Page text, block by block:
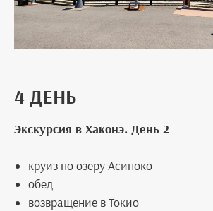
4 ДЕНЬ
Экскурсия в Хаконэ. День 2
круиз по озеру Асиноко
обед
возвращение в Токио